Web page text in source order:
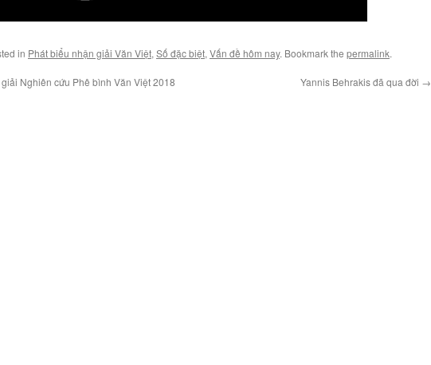
in Phát biểu nhận giải Văn Việt, Số đặc biệt, Vấn đề hôm nay. Bookmark the permalink.
Nghiên cứu Phê bình Văn Việt 2018 Yannis Behrakis đã qua đời →